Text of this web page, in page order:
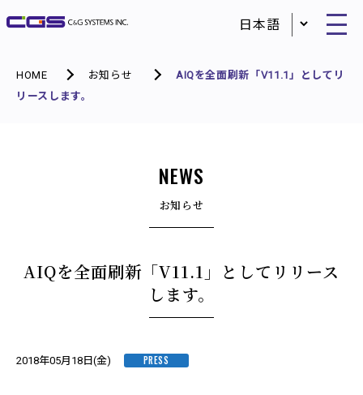
HOME お知らせ
AIQを全面刷新「V11.1」としてリ
リースします。
NEWS
お知らせ
AIQを全面刷新「V11.1」としてリリース
します。
2018年05月18日(金) PRESS